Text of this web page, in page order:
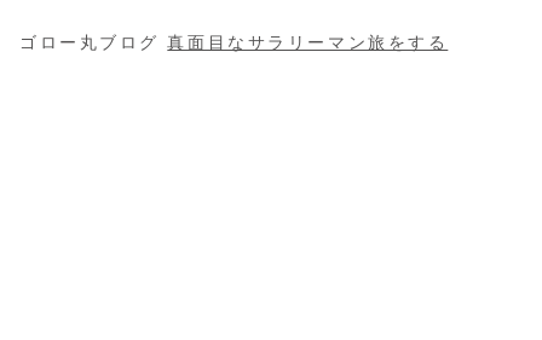
ゴロー丸ブログ真面目なサラリーマン旅をする